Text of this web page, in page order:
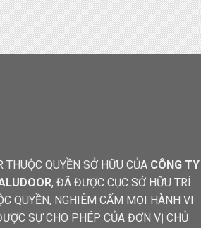
THUỘC QUYỀN SỞ HỮU CỦA CÔNG TY
, ĐÃ ĐƯỢC CỤC SỞ HỮU TRÍ
QUYỀN, NGHIÊM CẤM MỌI HÀNH VI
SỰ CHO PHÉP CỦA ĐƠN VỊ CHỦ